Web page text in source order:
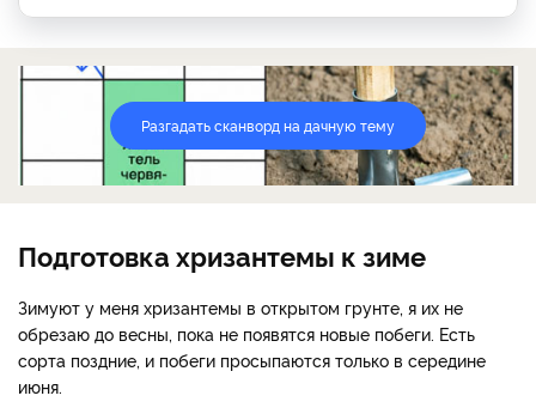
Разгадать сканворд на дачную тему
Подготовка хризантемы к зиме
Зимуют у меня хризантемы в открытом грунте, я их не
обрезаю до весны, пока не появятся новые побеги. Есть
сорта поздние, и побеги просыпаются только в середине
июня.